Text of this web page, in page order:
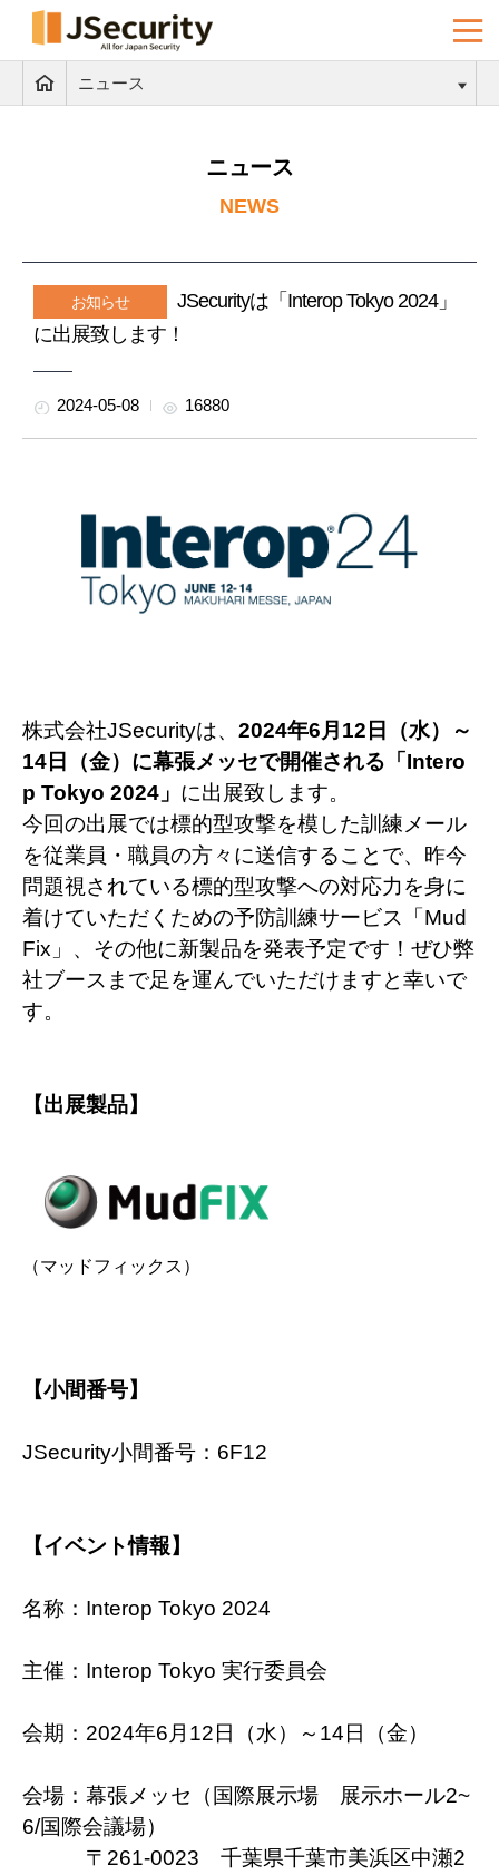
ニュース
ニュース
NEWS
お知らせ
JSecurityは「Interop Tokyo 2024」
に出展致します！
2024-05-08 16880
株式会社JSecurityは、 2024年6月12日（水）～
14日（金）に幕張メッセで開催される「Intero
p Tokyo 2024」 に出展致します。
今回の出展では標的型攻撃を模した訓練メール
を従業員・職員の方々に送信することで、昨今
問題視されている標的型攻撃への対応力を身に
着けていただくための予防訓練サービス「Mud
Fix」、その他に新製品を発表予定です！ぜひ弊
社ブースまで足を運んでいただけますと幸いで
す。
【出展製品】
（マッドフィックス）
【小間番号】
JSecurity小間番号：6F12
【イベント情報】
名称：Interop Tokyo 2024
主催：Interop Tokyo 実行委員会
会期：2024年6月12日（水）～14日（金）
会場：幕張メッセ（国際展示場 展示ホール2~
6/国際会議場）
〒261-0023 千葉県千葉市美浜区中瀬2